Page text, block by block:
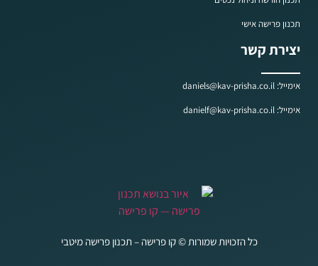
תכנון פרישה אישי
יצירת קשר
אימייל: daniels@kav-prisha.co.il
אימייל: danielf@kav-prisha.co.il
כל הזכויות שמורות © קו פרישה – תכנון פרישה מיטבי